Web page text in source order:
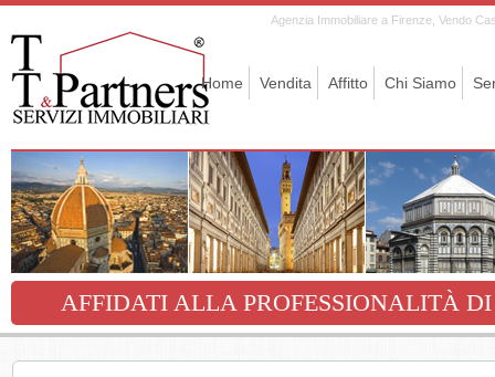
Agenzia Immobiliare a Firenze, Vendo
AFFIDATI ALLA PROFESSIONALITÀ
Chi Siamo
Affitto
Vendita
Home